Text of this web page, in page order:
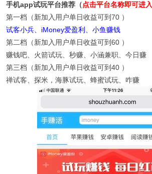
手机app试玩平台推荐（点击平台名称即可进入
第一档（新加入用户单日收益可到70 ）
试客小兵
iMoney爱盈利
小鱼赚钱
第二档（新加入用户单日收益可到60 ）
赚钱吧、火箭试玩、秒赚、小涵兼职、今日赚
第三档（新加入用户单日收益可到40 ）
禅试客、探米，海豚试玩、蜂蜜试玩、咋赚